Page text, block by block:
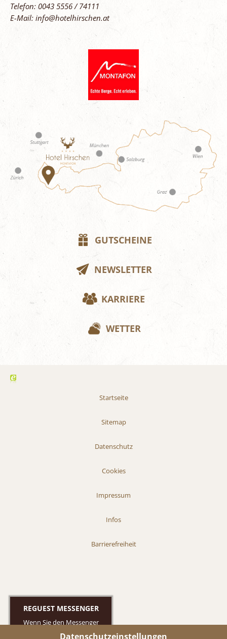
Datenschutzeinstellungen
Telefon: 0043 5556 / 74111
E-Mail: info@hotelhirschen.at
GUTSCHEINE
NEWSLETTER
KARRIERE
WETTER
Startseite
Sitemap
Datenschutz
Cookies
Impressum
Infos
Barrierefreiheit
REGUEST MESSENGER
Wenn Sie den Messenger
nutzen möchten müssen Sie